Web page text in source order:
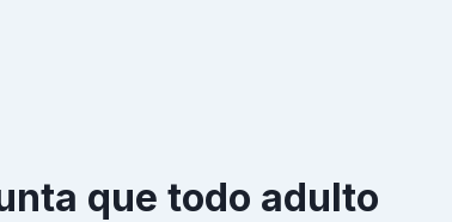
que todo adulto